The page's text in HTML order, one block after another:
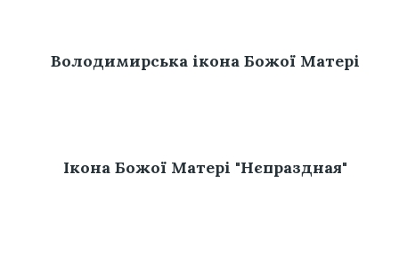
Володимирська ікона Божої Матері
Ікона Божої Матері "Нєпраздная"